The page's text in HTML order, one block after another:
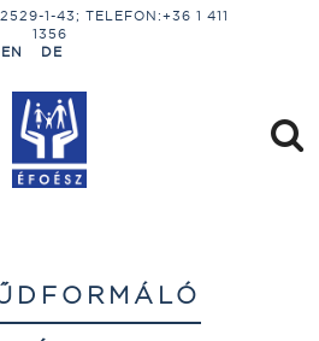
1-43; TELEFON:+36 1 411
1356
EN DE